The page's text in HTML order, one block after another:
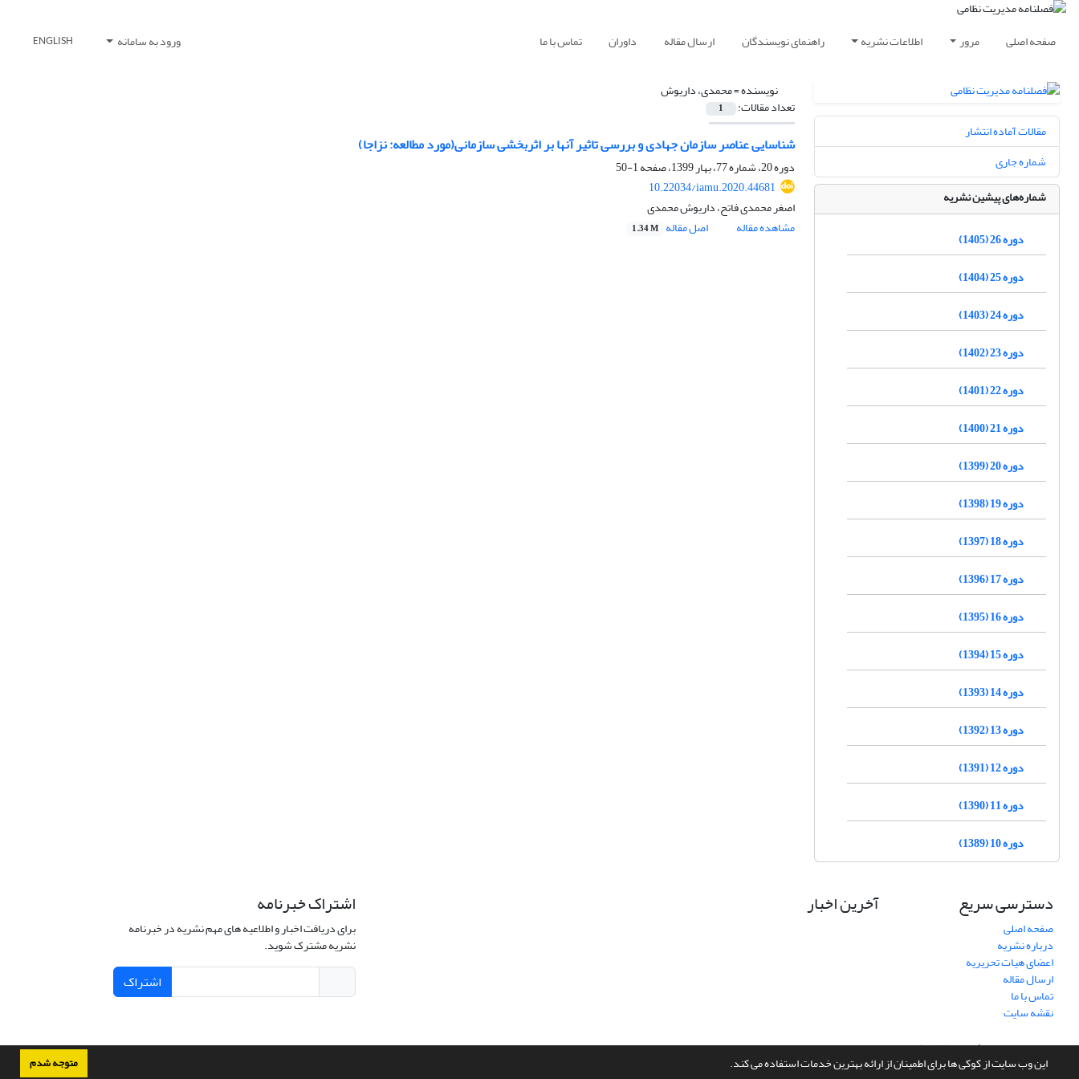
این وب سایت از کوکی ها برای اطمینان از ارائه بهترین خدمات استفاده می کند. متوجه شدم
صفحه اصلی مرور اطلاعات نشریه راهنمای نویسندگان ارسال مقاله داوران تماس با ما ورود به سامانه ENGLISH
نویسنده =محمدی، داریوش
تعداد مقالات: 1
شناسایی عناصر سازمان جهادی و بررسی تاثیر آنها بر اثربخشی سازمانی(مورد مطالعه: نزاجا)
دوره 20، شماره 77، بهار 1399، صفحه
1-50
10.22034/iamu.2020.44681
اصغر محمدی فاتح، داریوش محمدی
مشاهده مقاله
اصل مقاله 1.34 M
مقالات آماده انتشار
شماره جاری
شماره‌های پیشین نشریه
دوره 26 (1405)
دوره 25 (1404)
دوره 24 (1403)
دوره 23 (1402)
دوره 22 (1401)
دوره 21 (1400)
دوره 20 (1399)
دوره 19 (1398)
دوره 18 (1397)
دوره 17 (1396)
دوره 16 (1395)
دوره 15 (1394)
دوره 14 (1393)
دوره 13 (1392)
دوره 12 (1391)
دوره 11 (1390)
دوره 10 (1389)
دسترسی سریع
صفحه اصلی
درباره نشریه
اعضای هیات تحریریه
ارسال مقاله
تماس با ما
نقشه سایت
آخرین اخبار اشتراک خبرنامه
برای دریافت اخبار و اطلاعیه های مهم نشریه در خبرنامه
نشریه مشترک شوید.
اشتراک
سامانه مدیریت نشریات علمی.طراحی و پیاده سازی ازسیناوب